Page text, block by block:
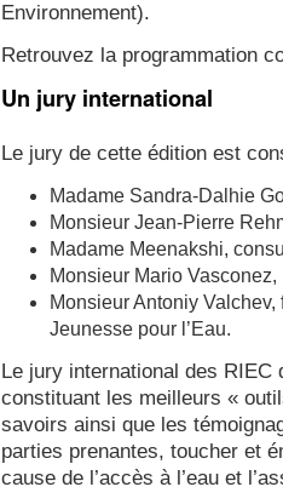
Environnement).
Retrouvez la programmation
Un jury international
Le jury de cette édition est
Madame Sandra-Dalhie
Monsieur Jean-Pierre
Madame Meenakshi,
Monsieur Mario
Monsieur Antoniy
Jeunesse pour l’Eau.
Le jury international des
constituant les meilleurs «
savoirs ainsi que les
parties prenantes, toucher et
cause de l’accès à l’eau et